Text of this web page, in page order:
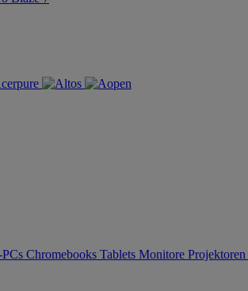
Chromebooks Tablets Monitore Projektoren